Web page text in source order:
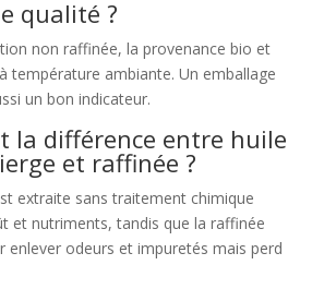
qualité ?
non raffinée, la provenance bio et
température ambiante. Un emballage
un bon indicateur.
la différence entre huile
et raffinée ?
extraite sans traitement chimique
et nutriments, tandis que la raffinée
enlever odeurs et impuretés mais perd